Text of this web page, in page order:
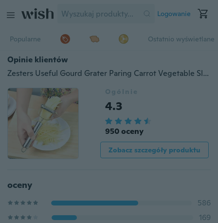
Logowanie
Popularne Ostatnio wyświetlane
Opinie klientów
Zesters Useful Gourd Grater Paring Carrot Vegetable Slicer Zesters Kitchen Gadgets Stainless Steel
Ogólnie
4.3
950 oceny
Zobacz szczegóły produktu
oceny
586
169